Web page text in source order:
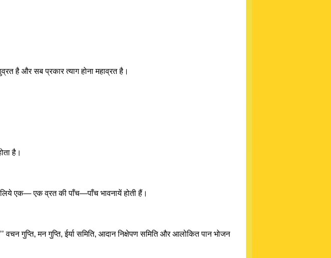
है और सब प्रकार त्याग होना महाव्रत है।
है।
लिये एक— एक व्रत की पाँच—पाँच भावनायें होती हैं।
गुप्ति, मन गुप्ति, ईर्या समिति, आदान निक्षेपण समिति और आलोकित पान भोजन